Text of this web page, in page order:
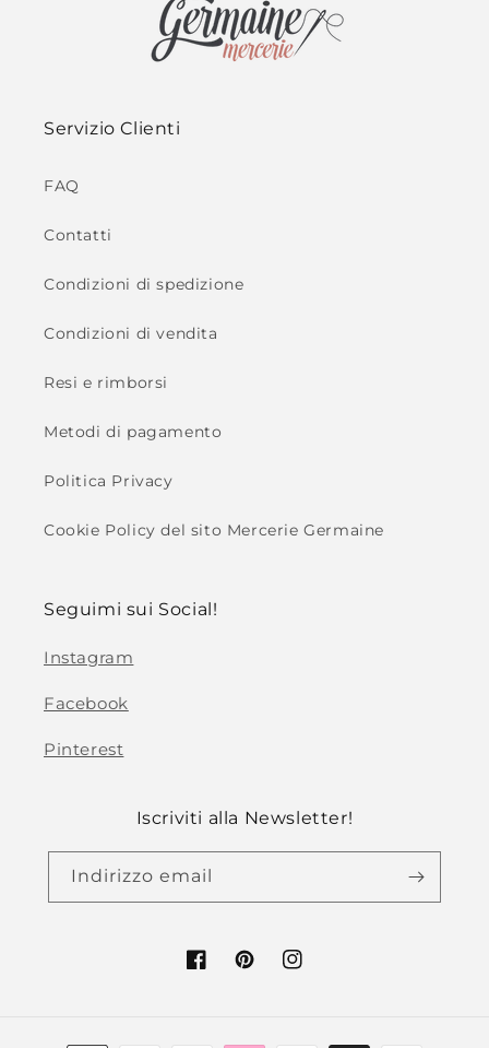
Servizio Clienti
FAQ
Contatti
Condizioni di spedizione
Condizioni di vendita
Resi e rimborsi
Metodi di pagamento
Politica Privacy
Cookie Policy del sito Mercerie Germaine
Seguimi sui Social!
Instagram
Facebook
Pinterest
Iscriviti alla Newsletter!
Indirizzo email
FacebookPinterestInstagram